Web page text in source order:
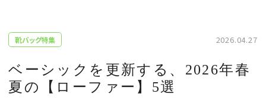
JEWELRY & WATCH
LIFESTYLE
靴バッグ特集 2026.04.27
ベーシックを更新する、2026年春
夏の【ローファー】5選